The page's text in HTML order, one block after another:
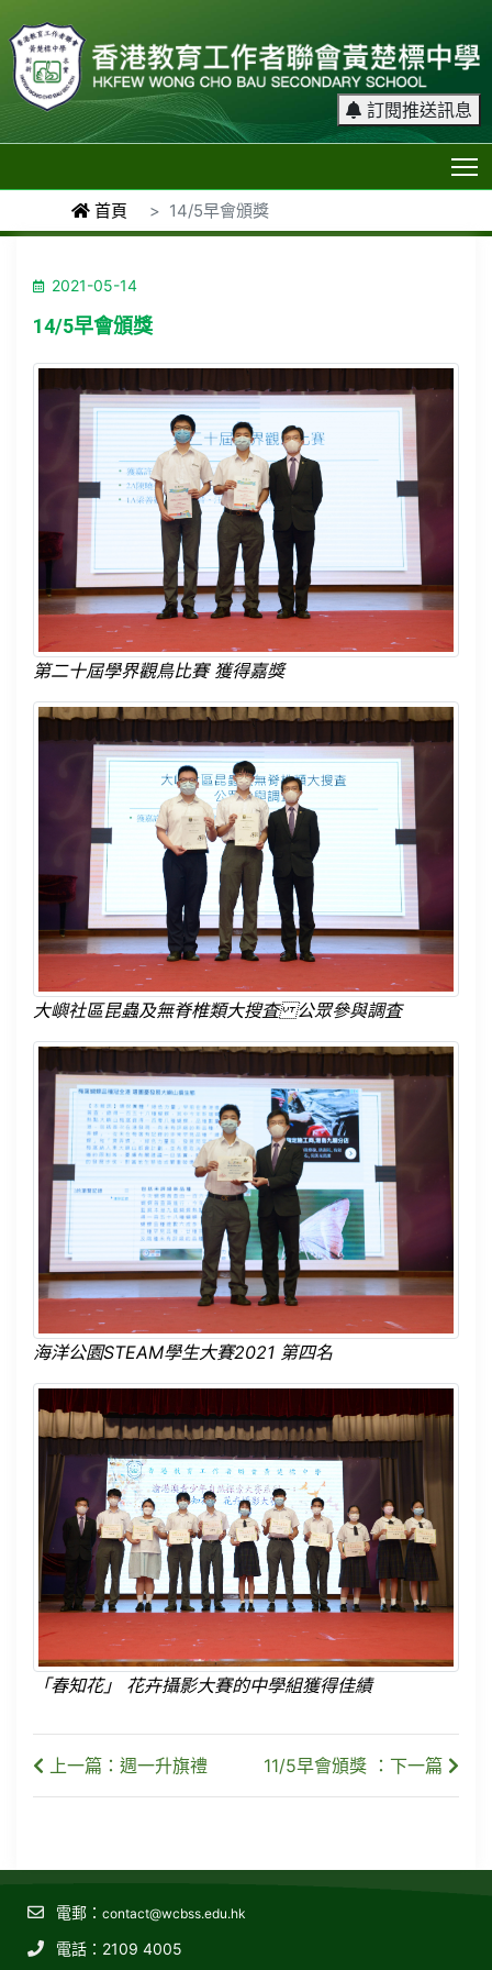
訂閱推送訊息
首頁 14/5早會頒獎
2021-05-14
14/5早會頒獎
第二十屆學界觀鳥比賽 獲得嘉獎
大嶼社區昆蟲及無脊椎類大搜査 公眾參與調査
海洋公園STEAM學生大賽2021 第四名
「春知花」 花卉攝影大賽的中學組獲得佳績
上一篇：週一升旗禮 11/5早會頒獎 ：下一篇
電郵： contact@wcbss.edu.hk
電話：2109 4005